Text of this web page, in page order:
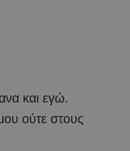
και εγώ.
ούτε στους